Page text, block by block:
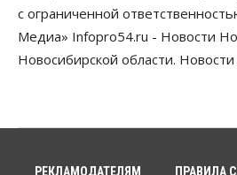
с ограниченной
Медиа» Infopro54.ru - Новости
Новосибирской области.
РЕКЛАМОДАТЕЛЯМ ПРАВИЛА